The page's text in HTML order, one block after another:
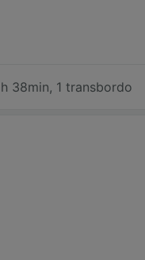
38min, 1 transbordo